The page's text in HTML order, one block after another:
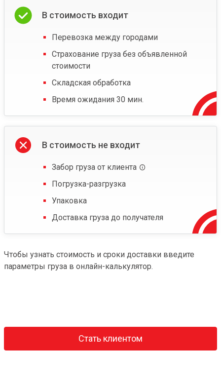
В стоимость входит
Перевозка между городами
Страхование груза без объявленной
стоимости
Складская обработка
Время ожидания 30 мин.
В стоимость не входит
Забор груза от клиента
Погрузка-разгрузка
Упаковка
Доставка груза до получателя
Чтобы узнать стоимость и сроки доставки введите
параметры груза в онлайн-калькулятор.
Стать клиентом